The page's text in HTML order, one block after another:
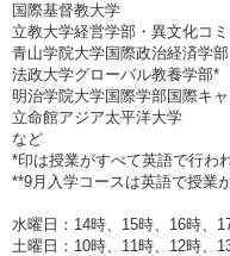
国際基督教大学
立教大学経営学部・異文化コ
青山学院大学国際政治経済学部
法政大学グローバル教養学部*
明治学院大学国際学部国際キ
立命館アジア太平洋大学
など
*印は授業がすべて英語で行わ
**9月入学コースは英語で授業
水曜日：14時、15時、16時、
土曜日：10時、11時、12時、